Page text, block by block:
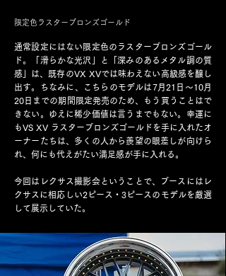
限定色ラスターブロンズゴールド
通常設定にはない限定色のラスターブロンズゴール
ド。「滑らかな光沢」と「深みのあるメタル調の質
感」は、既存のVX XVでは味わえない高級感を醸し
出す。ちなみに、こちらのモデルは7月21日～10月
20日までの期間限定発売のため、もう買うことはで
きない。ゆえに稀少価値は言うまでもない。幸運に
もVS XV ラスターブロンズゴールドを手に入れたオ
ーナーたちは、多くの人から羨望の眼差しが向けら
れ、何にも代えがたい満足感が手に入れる。
今回はレクサス撮影会ということで、ブースにはレ
クサスに相応しい2ピース・3ピースのモデルを厳選
して展示していた。